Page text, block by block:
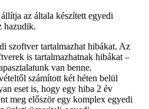
az általa készített egyedi
hazudik.
szoftver tartalmazhat hibákat. Az
is tartalmazhatnak hibákat –
van benne.
számított két héten belül
eset is, hogy egy hiba 2 év
meg először egy komplex egyedi